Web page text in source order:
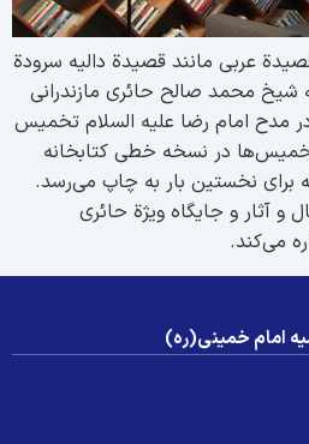
عربی مانند قصیدة دالیه سرودة
محمد صالح حائری مازندرانی
در مدح امام رضا علیه السلام تخمیس
در نسخه خطی کتابخانه
نخستین بار به چاپ می‌رسد.
و جایگاه ویژة حائری
می‌کند.
امام خمینی(ره)